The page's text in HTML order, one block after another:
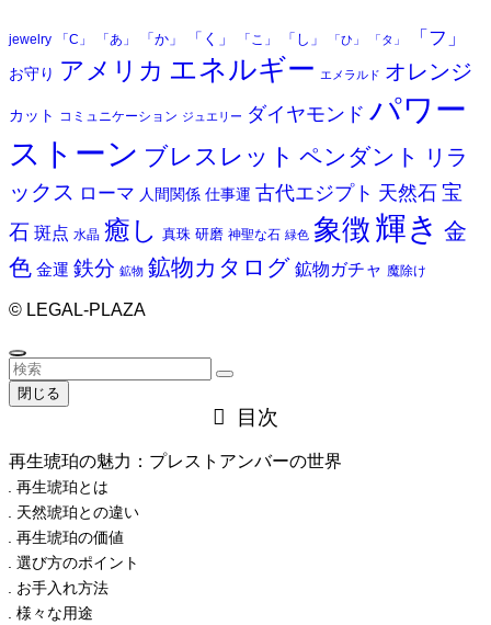
jewelry 「C」 「あ」 「か」 「く」 「こ」 「し」 「ひ」 「タ」 「フ」
お守り アメリカ エネルギー エメラルド オレンジ
カット コミュニケーション ジュエリー ダイヤモンド パワー
ストーン ブレスレット ペンダント
リラ
ックス ローマ 人間関係 仕事運 古代エジプト 天然石 宝
石 斑点 水晶 癒し 真珠 研磨 神聖な石 緑色 象徴 輝き 金
色 金運 鉄分 鉱物 鉱物カタログ 鉱物ガチャ 魔除け
© LEGAL-PLAZA
閉じる
目次
再生琥珀の魅力：プレストアンバーの世界
再生琥珀とは
天然琥珀との違い
再生琥珀の価値
選び方のポイント
お手入れ方法
様々な用途